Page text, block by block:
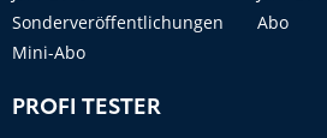
Sonderveröffentlichungen
Abo
Mini-Abo
PROFI TESTER